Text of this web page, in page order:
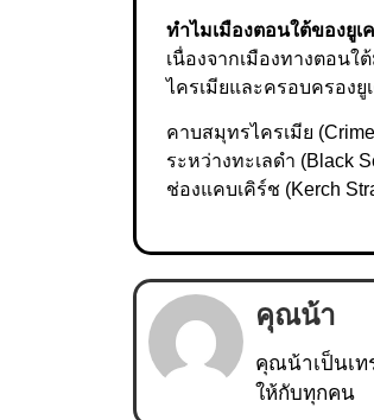
ทำไมเมืองตอนใต้ของยู
เนื่องจากเมืองทางตอน
ไครเมียและครอบครองยู
คาบสมุทรไครเมีย
ระหว่างทะเลดำ (Black
ช่องแคบเคิร์ช (Kerch
คุณน้า
คุณน้าเป็นเท
ให้กับทุกคน